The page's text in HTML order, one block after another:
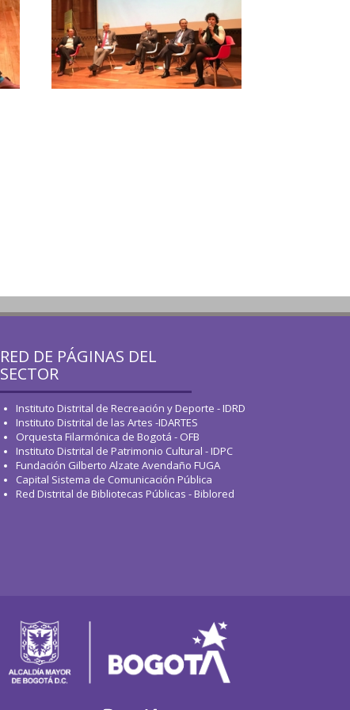
RED DE PÁGINAS DEL
SECTOR
Instituto Distrital de Recreación y Deporte - IDRD
Instituto Distrital de las Artes -IDARTES
Orquesta Filarmónica de Bogotá - OFB
Instituto Distrital de Patrimonio Cultural - IDPC
Fundación Gilberto Alzate Avendaño FUGA
Capital Sistema de Comunicación Pública
Red Distrital de Bibliotecas Públicas - Biblored